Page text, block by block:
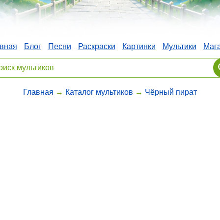
Блог Песни Раскраски Картинки Мультики
Главная → Каталог мультиков → Чёрный пират